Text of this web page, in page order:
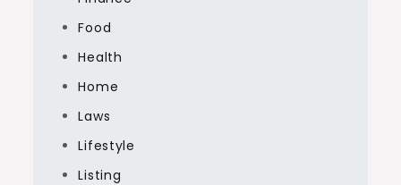
Food
Health
Home
Laws
Lifestyle
Listing